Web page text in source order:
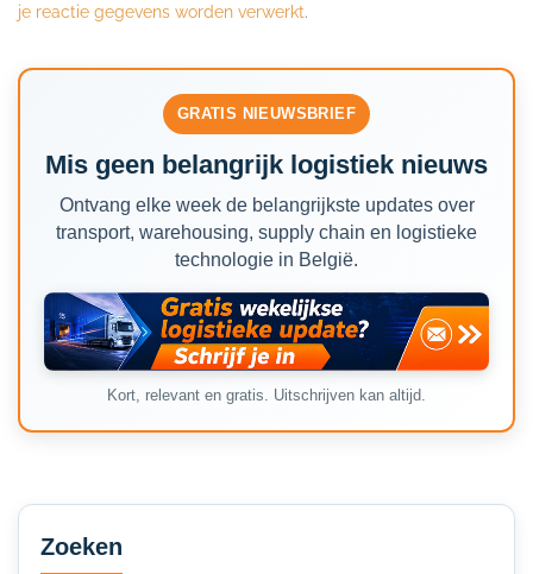
je reactie gegevens worden verwerkt.
GRATIS NIEUWSBRIEF
Mis geen belangrijk logistiek nieuws
Ontvang elke week de belangrijkste updates over
transport, warehousing, supply chain en logistieke
technologie in België.
Kort, relevant en gratis. Uitschrijven kan altijd.
Secondary
Sidebar
Zoeken